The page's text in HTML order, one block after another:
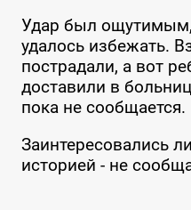
Удар был ощутимым,
удалось избежать.
пострадали, а вот
доставили в
пока не сообщается.
Заинтересовались
историей - не